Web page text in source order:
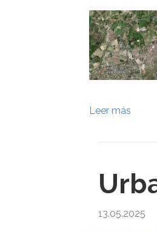
Leer más
13.05.2025